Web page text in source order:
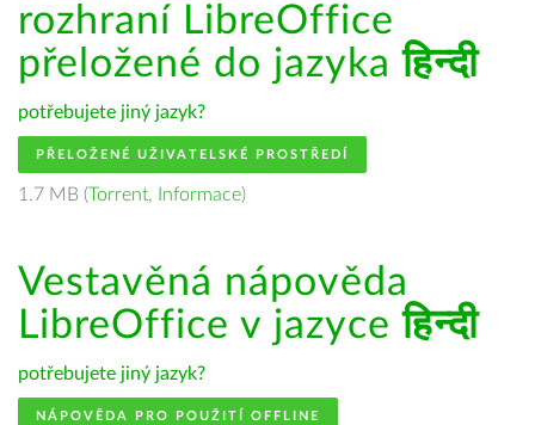
rozhraní LibreOffice
přeložené do jazykaहिन्दी
potřebujete jiný jazyk?
PŘELOŽENÉ UŽIVATELSKÉ PROSTŘEDÍ
1.7 MB (Torrent, Informace)
Vestavěná nápověda
LibreOffice v jazyceहिन्दी
potřebujete jiný jazyk?
NÁPOVĚDA PRO POUŽITÍ OFFLINE